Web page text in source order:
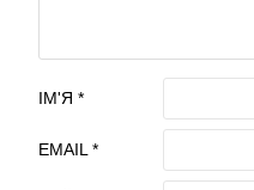
ІМ'Я *
EMAIL *